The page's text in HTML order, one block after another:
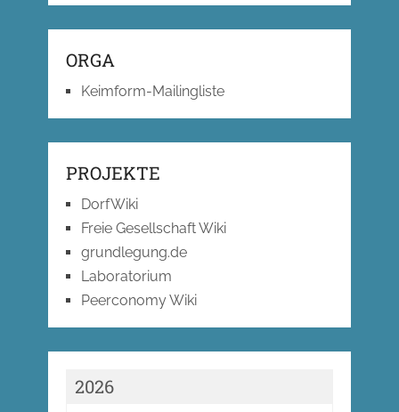
ORGA
Keimform-Mailingliste
PROJEKTE
DorfWiki
Freie Gesellschaft Wiki
grundlegung.de
Laboratorium
Peerconomy Wiki
2026